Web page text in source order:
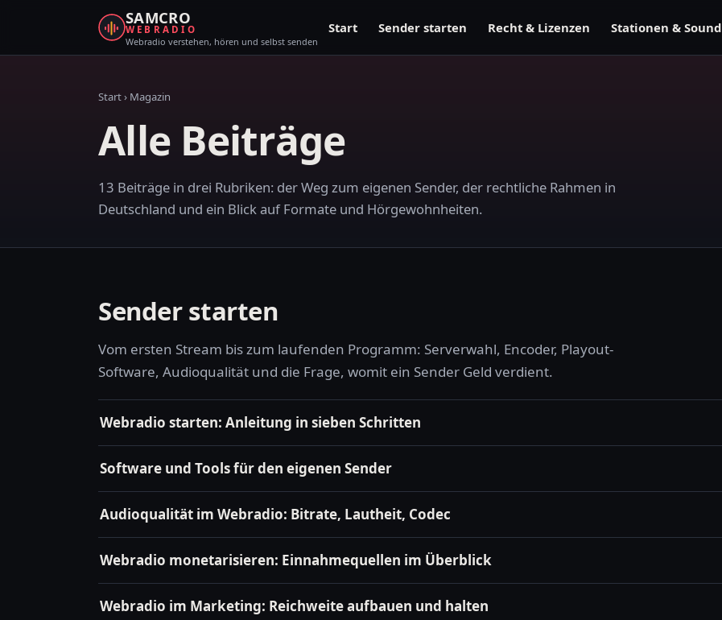
SAMCRO
WEBRADIO
Webradio verstehen, hören und selbst senden
Start Sender starten Recht & Lizenzen Stationen & Sound
Start› Magazin
Alle Beiträge
13 Beiträge in drei Rubriken: der Weg zum eigenen Sender, der rechtliche Rahmen in
Deutschland und ein Blick auf Formate und Hörgewohnheiten.
Sender starten
Vom ersten Stream bis zum laufenden Programm: Serverwahl, Encoder, Playout-
Software, Audioqualität und die Frage, womit ein Sender Geld verdient.
Webradio starten: Anleitung in sieben Schritten
Software und Tools für den eigenen Sender
Audioqualität im Webradio: Bitrate, Lautheit, Codec
Webradio monetarisieren: Einnahmequellen im Überblick
Webradio im Marketing: Reichweite aufbauen und halten